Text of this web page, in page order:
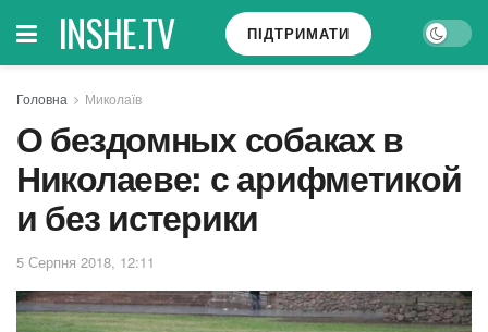
INSHE.TV ПІДТРИМАТИ
Головна Миколаїв
О бездомных собаках в
Николаеве: с арифметикой
и без истерики
5 Серпня 2018, 12:11